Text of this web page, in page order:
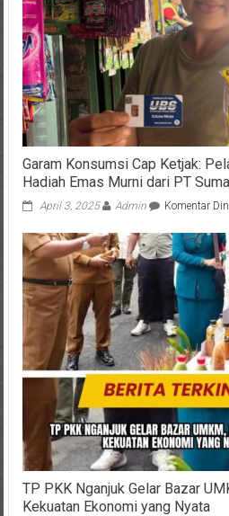
Garam Konsumsi Cap Ketjak:
Hadiah Emas Murni dari PT
April 3, 2025 Admin Komentar
TP PKK Nganjuk Gelar Bazar
Kekuatan Ekonomi yang Nyata